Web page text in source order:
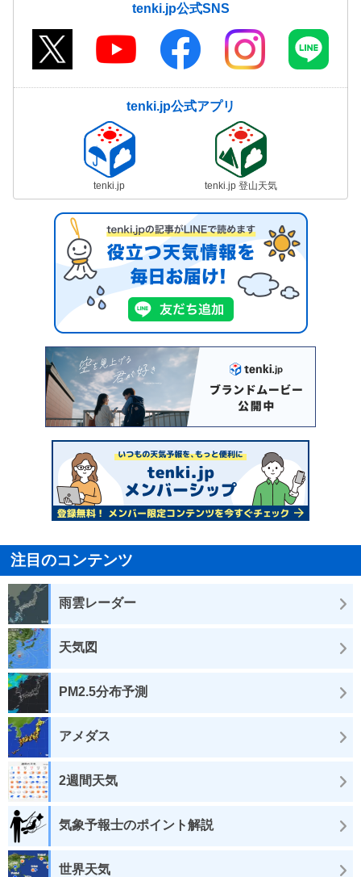
tenki.jp公式SNS
tenki.jp公式アプリ
tenki.jp tenki.jp 登山天気
注目のコンテンツ
雨雲レーダー
天気図
PM2.5分布予測
アメダス
2週間天気
気象予報士のポイント解説
世界天気